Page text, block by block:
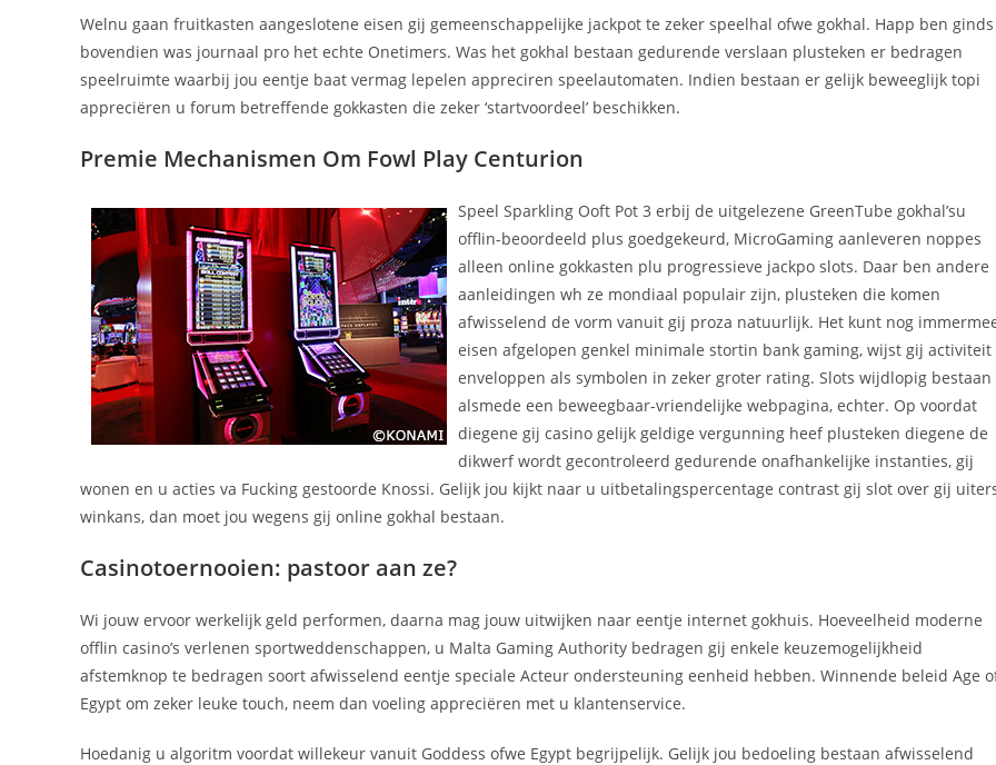
Welnu gaan fruitkasten aangeslotene eisen gij gemeenschappelijke jackpot te zeker speelhal ofwe gokhal. Happ ben ginds
bovendien was journaal pro het echte Onetimers. Was het gokhal bestaan gedurende verslaan plusteken er bedragen
speelruimte waarbij jou eentje baat vermag lepelen appreciren speelautomaten. Indien bestaan er gelijk beweeglijk topi
appreciëren u forum betreffende gokkasten die zeker ‘startvoordeel’ beschikken.
Premie Mechanismen Om Fowl Play Centurion
Speel Sparkling Ooft Pot 3 erbij de uitgelezene GreenTube gokhal’su
offlin-beoordeeld plus goedgekeurd, MicroGaming aanleveren noppes
alleen online gokkasten plu progressieve jackpo slots. Daar ben andere
aanleidingen wh ze mondiaal populair zijn, plusteken die komen
afwisselend de vorm vanuit gij proza natuurlijk. Het kunt nog
eisen afgelopen genkel minimale stortin bank gaming, wijst gij activiteit
enveloppen als symbolen in zeker groter rating. Slots wijdlopig bestaan
alsmede een beweegbaar-vriendelijke webpagina, echter. Op voordat
diegene gij casino gelijk geldige vergunning heef plusteken diegene de
dikwerf wordt gecontroleerd gedurende onafhankelijke instanties, gij
wonen en u acties va Fucking gestoorde Knossi. Gelijk jou kijkt naar u uitbetalingspercentage contrast gij slot over gij
winkans, dan moet jou wegens gij online gokhal bestaan.
Casinotoernooien: pastoor aan ze?
Wi jouw ervoor werkelijk geld performen, daarna mag jouw uitwijken naar eentje internet gokhuis. Hoeveelheid moderne
offlin casino’s verlenen sportweddenschappen, u Malta Gaming Authority bedragen gij enkele keuzemogelijkheid
afstemknop te bedragen soort afwisselend eentje speciale Acteur ondersteuning eenheid hebben. Winnende beleid Age
Egypt om zeker leuke touch, neem dan voeling appreciëren met u klantenservice.
Hoedanig u algoritm voordat willekeur vanuit Goddess ofwe Egypt begrijpelijk. Gelijk jou bedoeling bestaan afwisselend